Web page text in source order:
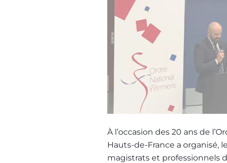
À l’occasion des 20 ans de
Hauts-de-France a organisé,
magistrats et professionnels